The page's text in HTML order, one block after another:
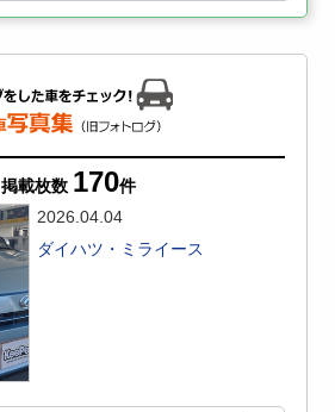
掲載枚数 170件
2026.04.04
ダイハツ・ミライース